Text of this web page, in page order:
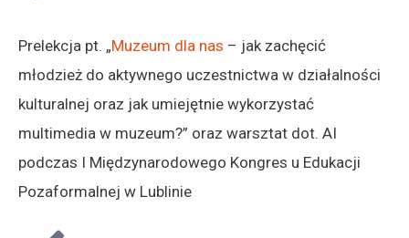
Prelekcja pt. „Muzeum dla nas – jak zachęcić
młodzież do aktywnego uczestnictwa w działalności
kulturalnej oraz jak umiejętnie wykorzystać
multimedia w muzeum?” oraz warsztat dot. AI
podczas I Międzynarodowego Kongres u Edukacji
Pozaformalnej w Lublinie